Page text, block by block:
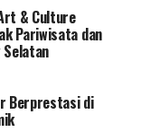
& Culture
Pariwisata dan
Berprestasi di